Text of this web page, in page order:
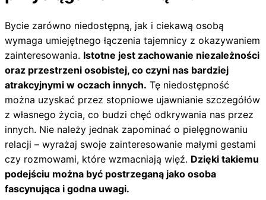
Bycie zarówno niedostępną, jak i ciekawą osobą
wymaga umiejętnego łączenia tajemnicy z okazywaniem
zainteresowania. Istotne jest zachowanie niezależności
oraz przestrzeni osobistej, co czyni nas bardziej
atrakcyjnymi w oczach innych. Tę niedostępność
można uzyskać przez stopniowe ujawnianie szczegółów
z własnego życia, co budzi chęć odkrywania nas przez
innych. Nie należy jednak zapominać o pielęgnowaniu
relacji – wyrażaj swoje zainteresowanie małymi gestami
czy rozmowami, które wzmacniają więź. Dzięki takiemu
podejściu można być postrzeganą jako osoba
fascynująca i godna uwagi.